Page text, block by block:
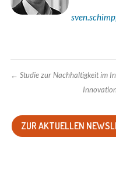
← Studie zur Nachhaltigkeit im
ZUR AKTUELLEN